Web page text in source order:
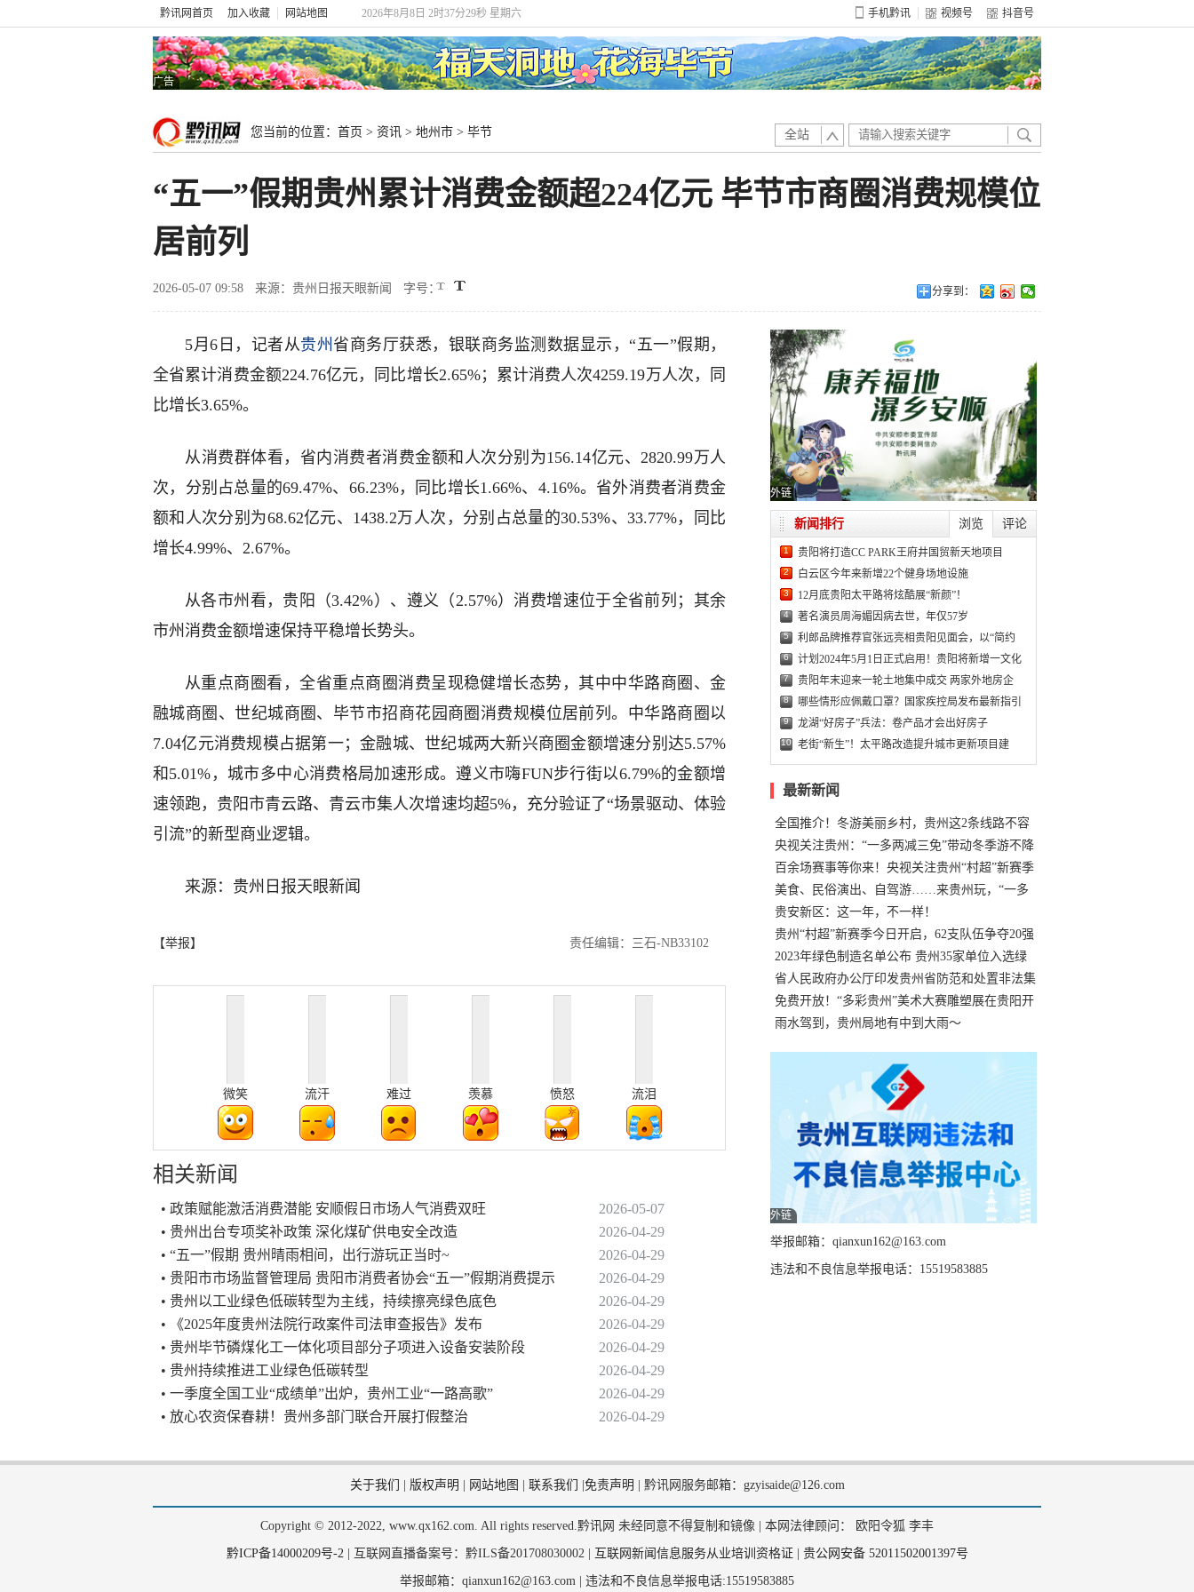
黔讯网首页 加入收藏 网站地图 2026年8月8日 2时37分29秒 星期六 手机黔讯 视频号 抖音号
广告
您当前的位置： 首页 > 资讯 > 地州市 > 毕节 全站
“五一”假期贵州累计消费金额超224亿元 毕节市商圈消费规模位
居前列
2026-05-07 09:58 来源：贵州日报天眼新闻 字号： 分享到：
5月6日，记者从贵州 省商务厅获悉，银联商务监测数据显示，“五一”假期，
全省累计消费金额224.76亿元，同比增长2.65%；累计消费人次4259.19万人次，同
比增长3.65%。
从消费群体看，省内消费者消费金额和人次分别为156.14亿元、2820.99万人
次，分别占总量的69.47%、66.23%，同比增长1.66%、4.16%。省外消费者消费金
额和人次分别为68.62亿元、1438.2万人次，分别占总量的30.53%、33.77%，同比
增长4.99%、2.67%。
从各市州看，贵阳（3.42%）、遵义（2.57%）消费增速位于全省前列；其余
市州消费金额增速保持平稳增长势头。
从重点商圈看，全省重点商圈消费呈现稳健增长态势，其中中华路商圈、金
融城商圈、世纪城商圈、毕节市招商花园商圈消费规模位居前列。中华路商圈以
7.04亿元消费规模占据第一；金融城、世纪城两大新兴商圈金额增速分别达5.57%
和5.01%，城市多中心消费格局加速形成。遵义市嗨FUN步行街以6.79%的金额增
速领跑，贵阳市青云路、青云市集人次增速均超5%，充分验证了“场景驱动、体验
引流”的新型商业逻辑。
来源：贵州日报天眼新闻
【举报】 责任编辑：三石-NB33102
微笑 流汗 难过 羡慕 愤怒 流泪
相关新闻
• 政策赋能激活消费潜能 安顺假日市场人气消费双旺
2026-05-07
• 贵州出台专项奖补政策 深化煤矿供电安全改造
2026-04-29
• “五一”假期 贵州晴雨相间，出行游玩正当时~
2026-04-29
• 贵阳市市场监督管理局 贵阳市消费者协会“五一”假期消费提示
2026-04-29
• 贵州以工业绿色低碳转型为主线，持续擦亮绿色底色
2026-04-29
• 《2025年度贵州法院行政案件司法审查报告》发布
2026-04-29
• 贵州毕节磷煤化工一体化项目部分子项进入设备安装阶段
2026-04-29
• 贵州持续推进工业绿色低碳转型
2026-04-29
• 一季度全国工业“成绩单”出炉，贵州工业“一路高歌”
2026-04-29
• 放心农资保春耕！贵州多部门联合开展打假整治
2026-04-29
外链
浏览 评论
新闻排行
1 贵阳将打造CC PARK王府井国贸新天地项目
2 白云区今年来新增22个健身场地设施
3 12月底贵阳太平路将炫酷展“新颜”！
4 著名演员周海媚因病去世，年仅57岁
5 利郎品牌推荐官张远亮相贵阳见面会，以“简约
6 计划2024年5月1日正式启用！贵阳将新增一文化
7 贵阳年末迎来一轮土地集中成交 两家外地房企
8 哪些情形应佩戴口罩？国家疾控局发布最新指引
9 龙湖“好房子”兵法：卷产品才会出好房子
10 老街“新生”！太平路改造提升城市更新项目建
最新新闻
全国推介！冬游美丽乡村，贵州这2条线路不容
错过
央视关注贵州：“一多两减三免”带动冬季游不降
温
百余场赛事等你来！央视关注贵州“村超”新赛季
正式“打响”
美食、民俗演出、自驾游……来贵州玩，“一多
两减三免”！
贵安新区：这一年，不一样！
贵州“村超”新赛季今日开启，62支队伍争夺20强
名额
2023年绿色制造名单公布 贵州35家单位入选绿
色工厂
省人民政府办公厅印发贵州省防范和处置非法集
资工作实施细则
免费开放！“多彩贵州”美术大赛雕塑展在贵阳开
展，持续至1月19日
雨水驾到，贵州局地有中到大雨～
外链
举报邮箱：qianxun162@163.com
违法和不良信息举报电话：15519583885
关于我们 版权声明 网站地图 联系我们 免责声明 黔讯网服务邮箱：gzyisaide@126.com
Copyright © 2012-2022, www.qx162.com. All rights reserved.黔讯网 未经同意不得复制和镜像 | 本网法律顾问： 欧阳令狐 李丰
黔ICP备14000209号-2| 互联网直播备案号：黔ILS备201708030002 | 互联网新闻信息服务从业培训资格证 贵公网安备 52011502001397号
举报邮箱：qianxun162@163.com | 违法和不良信息举报电话:15519583885